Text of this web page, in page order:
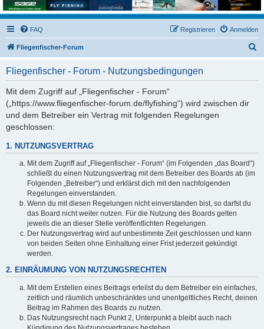
FAQ Anmelden
Registrieren
Fliegenfischer-Forum
Fliegenfischer - Forum - Nutzungsbedingungen
Mit dem Zugriff auf „Fliegenfischer - Forum“
(„https://www.fliegenfischer-forum.de/flyfishing“) wird zwischen dir
und dem Betreiber ein Vertrag mit folgenden Regelungen
geschlossen:
1. NUTZUNGSVERTRAG
Mit dem Zugriff auf „Fliegenfischer - Forum“ (im Folgenden „das Board“)
schließt du einen Nutzungsvertrag mit dem Betreiber des Boards ab (im
Folgenden „Betreiber“) und erklärst dich mit den nachfolgenden
Regelungen einverstanden.
Wenn du mit diesen Regelungen nicht einverstanden bist, so darfst du
das Board nicht weiter nutzen. Für die Nutzung des Boards gelten
jeweils die an dieser Stelle veröffentlichten Regelungen.
Der Nutzungsvertrag wird auf unbestimmte Zeit geschlossen und kann
von beiden Seiten ohne Einhaltung einer Frist jederzeit gekündigt
werden.
2. EINRÄUMUNG VON NUTZUNGSRECHTEN
Mit dem Erstellen eines Beitrags erteilst du dem Betreiber ein einfaches,
zeitlich und räumlich unbeschränktes und unentgeltliches Recht, deinen
Beitrag im Rahmen des Boards zu nutzen.
Das Nutzungsrecht nach Punkt 2, Unterpunkt a bleibt auch nach